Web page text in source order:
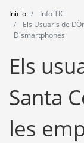
Agenda
Herramientas
Inicio
Info TIC
Els Usuaris de
D'smartphones
Els
Santa
les